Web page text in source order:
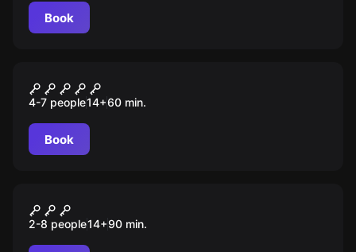
Book
Одержимая
4-7 people14+60 min.
Book
Остаться в живых
2-8 people14+90 min.